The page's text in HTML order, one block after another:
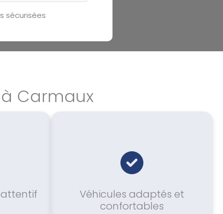
sécurisées
Carmaux
Véhicules adaptés et
confortables